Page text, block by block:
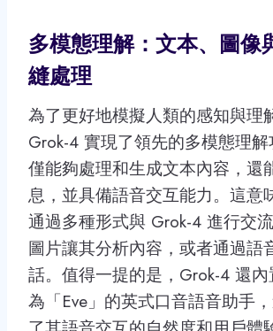
多模態理解：文本、圖像
縫處理
為了更好地模擬人類的感知與理
Grok-4 實現了領先的多模態理
僅能夠處理和生成文本內容，還
息，並具備語音交互能力。這意
通過多種形式與 Grok-4 進行交
圖片讓其分析內容，或者通過語
話。值得一提的是，Grok-4 還內
為「Eve」的英式口音語音助手